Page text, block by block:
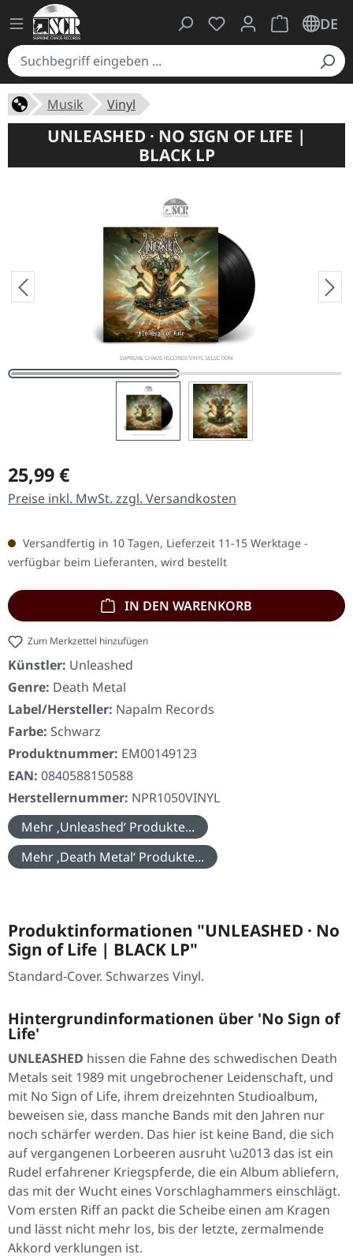
Du hast 0 Produkte
Warenkorb
DE
Musik Vinyl
UNLEASHED · NO SIGN OF LIFE |
BLACK LP
Regulärer Preis:
25,99 €
Preise inkl. MwSt. zzgl. Versandkosten
Versandfertig in 10 Tagen, Lieferzeit 11-15 Werktage -
verfügbar beim Lieferanten, wird bestellt
IN DEN WARENKORB
Zum Merkzettel hinzufügen
Künstler: Unleashed
Genre: Death Metal
Label/Hersteller: Napalm Records
Farbe: Schwarz
Produktnummer: EM00149123
EAN: 0840588150588
Herstellernummer: NPR1050VINYL
Mehr ‚Unleashed‘ Produkte...
Mehr ‚Death Metal‘ Produkte...
Produktinformationen "UNLEASHED · No
Sign of Life | BLACK LP"
Standard-Cover. Schwarzes Vinyl.
Hintergrundinformationen über 'No Sign of
Life'
UNLEASHED hissen die Fahne des schwedischen Death
Metals seit 1989 mit ungebrochener Leidenschaft, und
mit No Sign of Life, ihrem dreizehnten Studioalbum,
beweisen sie, dass manche Bands mit den Jahren nur
noch schärfer werden. Das hier ist keine Band, die sich
auf vergangenen Lorbeeren ausruht \u2013 das ist ein
Rudel erfahrener Kriegspferde, die ein Album abliefern,
das mit der Wucht eines Vorschlaghammers einschlägt.
Vom ersten Riff an packt die Scheibe einen am Kragen
und lässt nicht mehr los, bis der letzte, zermalmende
Akkord verklungen ist.